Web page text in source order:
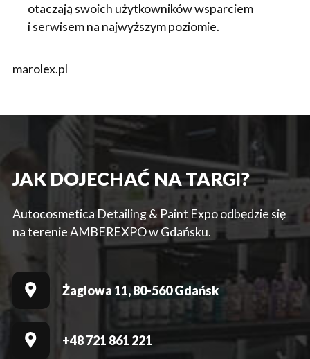
otaczają swoich użytkowników wsparciem
i serwisem na najwyższym poziomie.
marolex.pl
JAK DOJECHAĆ NA TARGI?
Autocosmetica Detailing & Paint Expo odbędzie się
na terenie AMBEREXPO w Gdańsku.
Żaglowa 11, 80-560 Gdańsk
+48 721 861 221